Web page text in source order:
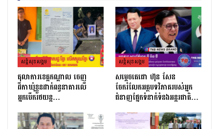
សន្តិសុខសង្គម
តុលាការខេត្តកណ្ដាល ចេញ
ដីកាឃុំខ្លួនដាក់ពន្ធនាគារលើ
អ្នកបើករថយន្ត…
សន្តិសុខសង្គម
សម្តេចតេជោ ហ៊ុន សែន
ចែករំលែកអត្ថបទវិភាគរបស់អ្នក
ជំនាញផ្នែកទំនាក់ទំនងអន្តរជាតិ…